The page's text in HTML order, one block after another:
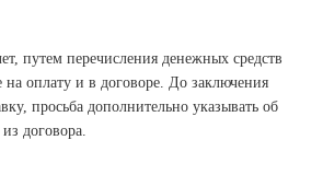
путем перечисления денежных средств
на оплату и в договоре. До заключения
просьба дополнительно указывать об
договора.